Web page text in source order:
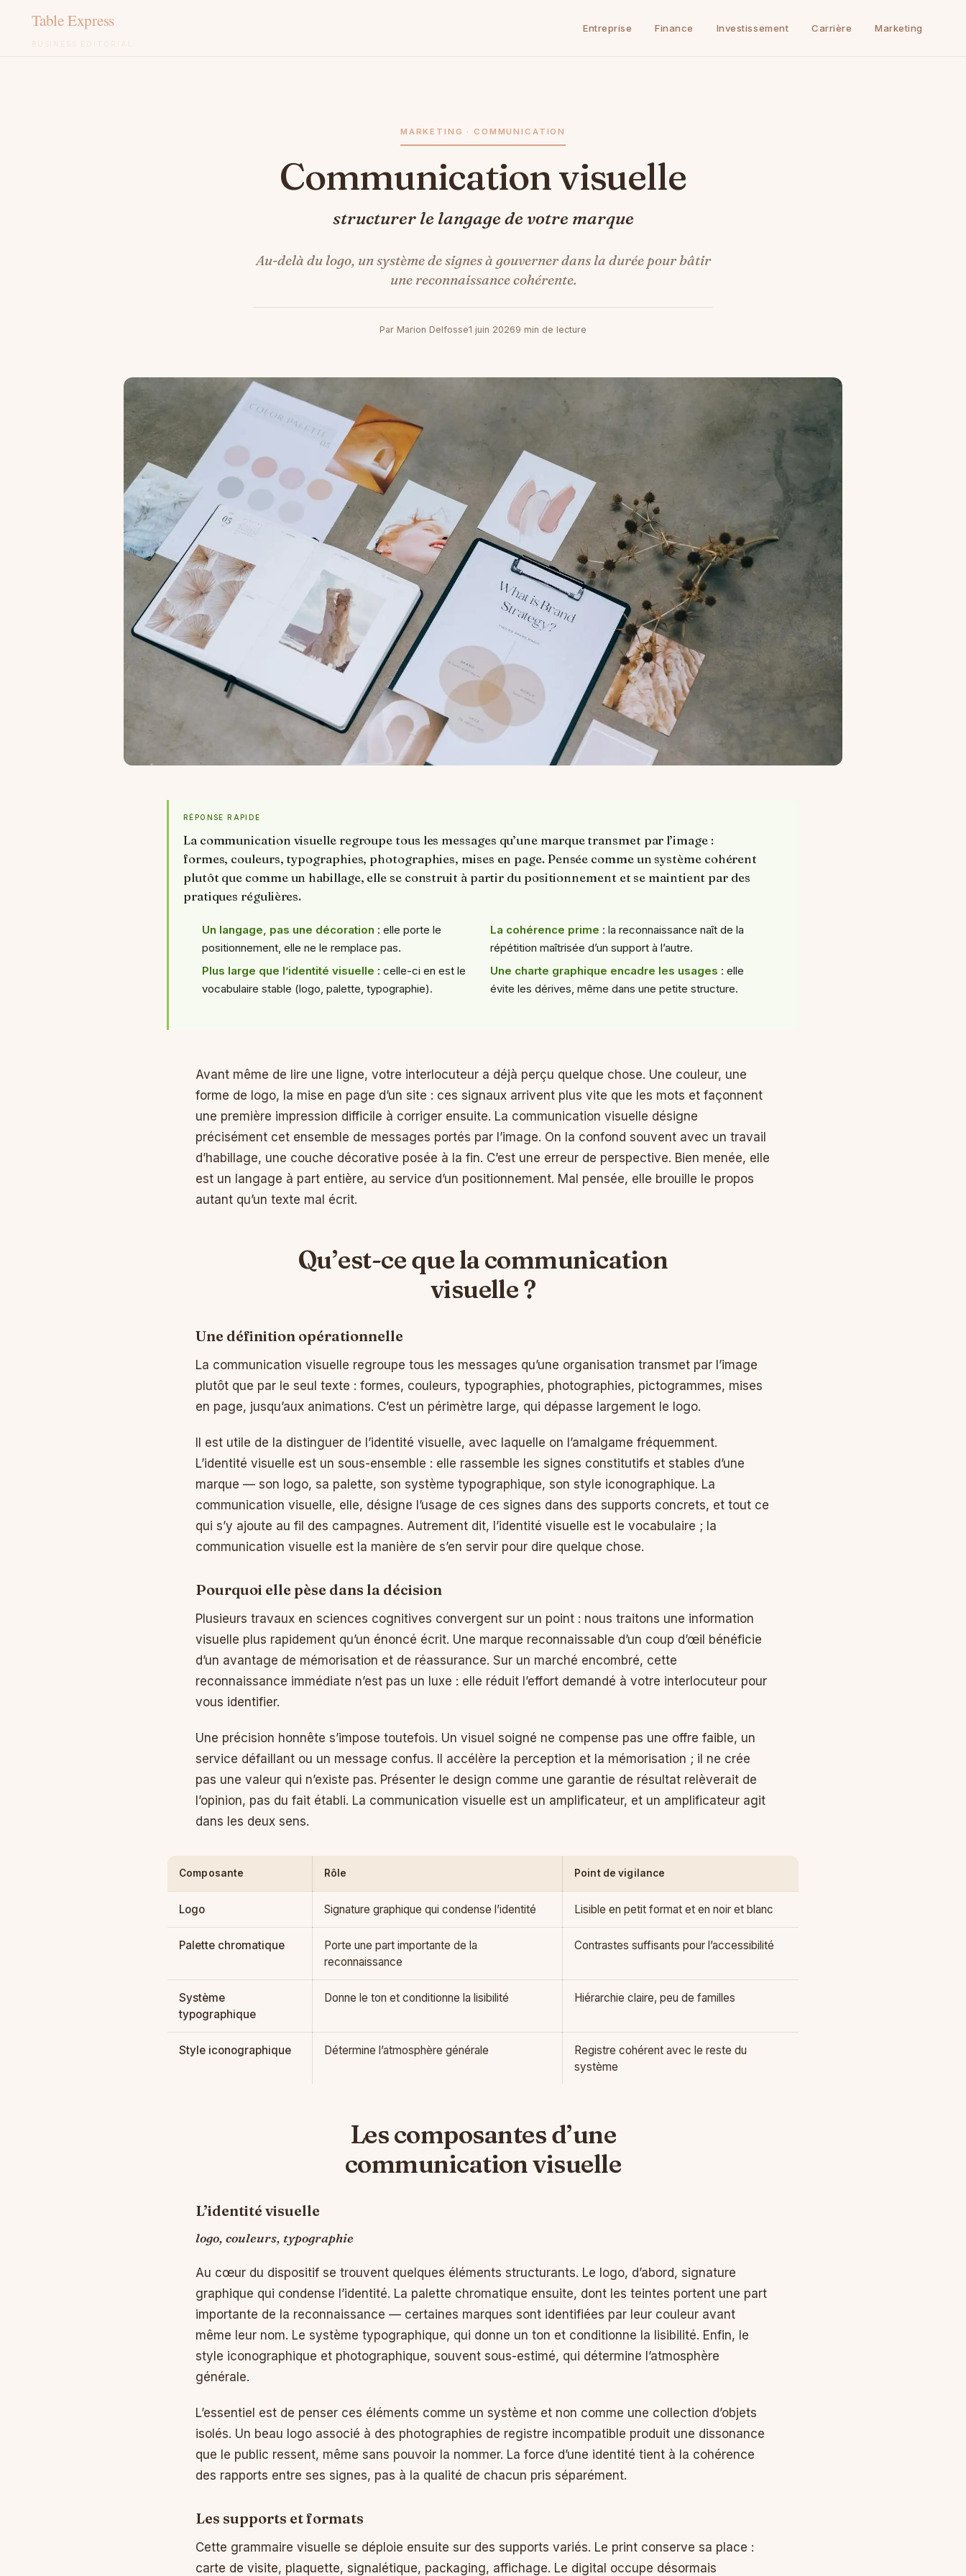
Entreprise Finance Investissement Carrière Marketing
MARKETING · COMMUNICATION
Communication visuelle
structurer le langage de votre marque
Au-delà du logo, un système de signes à gouverner dans la durée pour bâtir
une reconnaissance cohérente.
Par Marion Delfosse1 juin 20269 min de lecture
RÉPONSE RAPIDE
La communication visuelle regroupe tous les messages qu’une marque transmet par l’image :
formes, couleurs, typographies, photographies, mises en page. Pensée comme un système cohérent
plutôt que comme un habillage, elle se construit à partir du positionnement et se maintient par des
pratiques régulières.
Un langage, pas une décoration : elle porte le
positionnement, elle ne le remplace pas.
Plus large que l’identité visuelle : celle-ci en est le
vocabulaire stable (logo, palette, typographie).
La cohérence prime : la reconnaissance naît de la
répétition maîtrisée d’un support à l’autre.
Une charte graphique encadre les usages : elle
évite les dérives, même dans une petite structure.
Avant même de lire une ligne, votre interlocuteur a déjà perçu quelque chose. Une couleur, une
forme de logo, la mise en page d’un site : ces signaux arrivent plus vite que les mots et façonnent
une première impression difficile à corriger ensuite. La communication visuelle désigne
précisément cet ensemble de messages portés par l’image. On la confond souvent avec un travail
d’habillage, une couche décorative posée à la fin. C’est une erreur de perspective. Bien menée, elle
est un langage à part entière, au service d’un positionnement. Mal pensée, elle brouille le propos
autant qu’un texte mal écrit.
Qu’est-ce que la communication
visuelle ?
Une définition opérationnelle
La communication visuelle regroupe tous les messages qu’une organisation transmet par l’image
plutôt que par le seul texte : formes, couleurs, typographies, photographies, pictogrammes, mises
en page, jusqu’aux animations. C’est un périmètre large, qui dépasse largement le logo.
Il est utile de la distinguer de l’identité visuelle, avec laquelle on l’amalgame fréquemment.
L’identité visuelle est un sous-ensemble : elle rassemble les signes constitutifs et stables d’une
marque — son logo, sa palette, son système typographique, son style iconographique. La
communication visuelle, elle, désigne l’usage de ces signes dans des supports concrets, et tout ce
qui s’y ajoute au fil des campagnes. Autrement dit, l’identité visuelle est le vocabulaire ; la
communication visuelle est la manière de s’en servir pour dire quelque chose.
Pourquoi elle pèse dans la décision
Plusieurs travaux en sciences cognitives convergent sur un point : nous traitons une information
visuelle plus rapidement qu’un énoncé écrit. Une marque reconnaissable d’un coup d’œil bénéficie
d’un avantage de mémorisation et de réassurance. Sur un marché encombré, cette
reconnaissance immédiate n’est pas un luxe : elle réduit l’effort demandé à votre interlocuteur pour
vous identifier.
Une précision honnête s’impose toutefois. Un visuel soigné ne compense pas une offre faible, un
service défaillant ou un message confus. Il accélère la perception et la mémorisation ; il ne crée
pas une valeur qui n’existe pas. Présenter le design comme une garantie de résultat relèverait de
l’opinion, pas du fait établi. La communication visuelle est un amplificateur, et un amplificateur agit
dans les deux sens.
Composante Rôle Point de vigilance
Logo Signature graphique qui condense l’identité Lisible en petit format et en noir et blanc
Palette chromatique
Porte une part importante de la
reconnaissance
Contrastes suffisants pour l’accessibilité
Système
typographique
Donne le ton et conditionne la lisibilité Hiérarchie claire, peu de familles
Style iconographique Détermine l’atmosphère générale
Registre cohérent avec le reste du
système
Les composantes d’une
communication visuelle
L’identité visuelle
logo, couleurs, typographie
Au cœur du dispositif se trouvent quelques éléments structurants. Le logo, d’abord, signature
graphique qui condense l’identité. La palette chromatique ensuite, dont les teintes portent une part
importante de la reconnaissance — certaines marques sont identifiées par leur couleur avant
même leur nom. Le système typographique, qui donne un ton et conditionne la lisibilité. Enfin, le
style iconographique et photographique, souvent sous-estimé, qui détermine l’atmosphère
générale.
L’essentiel est de penser ces éléments comme un système et non comme une collection d’objets
isolés. Un beau logo associé à des photographies de registre incompatible produit une dissonance
que le public ressent, même sans pouvoir la nommer. La force d’une identité tient à la cohérence
des rapports entre ses signes, pas à la qualité de chacun pris séparément.
Les supports et formats
Cette grammaire visuelle se déploie ensuite sur des supports variés. Le print conserve sa place :
carte de visite, plaquette, signalétique, packaging, affichage. Le digital occupe désormais